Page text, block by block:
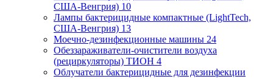
США-Венгрия) 10
Лампы бактерицидные компактные (LightTech,
США-Венгрия) 13
Моечно-дезинфекционные машины 24
Обеззараживатели-очистители воздуха
(рециркуляторы) ТИОН 4
Облучатели бактерицидные для дезинфекции